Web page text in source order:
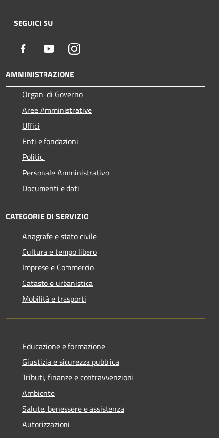
SEGUICI SU
Facebook YoutubeInstagram
AMMINISTRAZIONE
Organi di Governo
Aree Amministrative
Uffici
Enti e fondazioni
Politici
Personale Amministrativo
Documenti e dati
CATEGORIE DI SERVIZIO
Anagrafe e stato civile
Cultura e tempo libero
Imprese e Commercio
Catasto e urbanistica
Mobilità e trasporti
Educazione e formazione
Giustizia e sicurezza pubblica
Tributi, finanze e contravvenzioni
Ambiente
Salute, benessere e assistenza
Autorizzazioni